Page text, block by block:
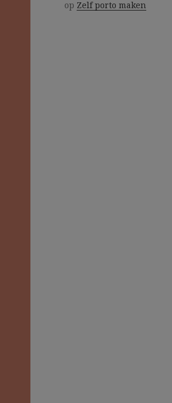
op Zelf porto maken